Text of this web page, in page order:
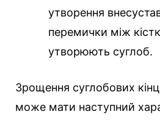
утворення
перемички між
утворюють суглоб.
Зрощення суглобових
може мати наступний